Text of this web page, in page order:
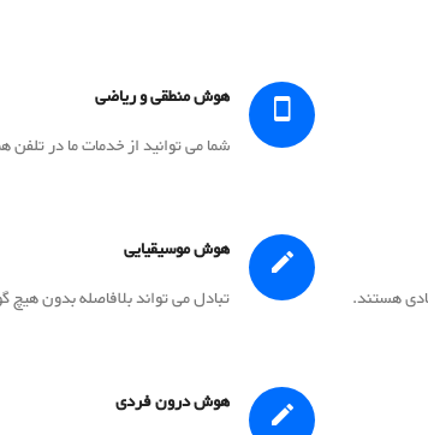
هوش منطقی و ریاضی
شما می توانید از خدمات ما در تلفن
هستند.
هوش موسیقیایی
تبادل می تواند بلافاصله بدون هیچ
هوش درون فردی